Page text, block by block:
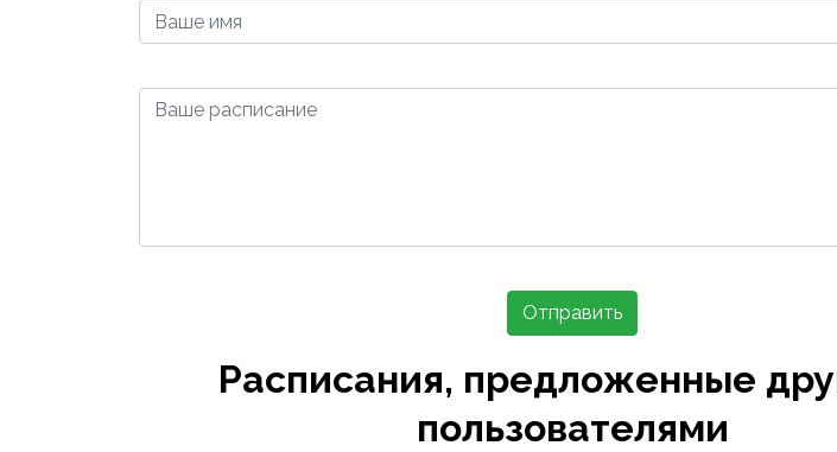
Отправить
Расписания, предложенные
пользователями